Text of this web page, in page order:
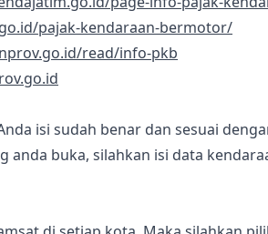
pajak-kendaraan-bermotor/
read/info-pkb
isi sudah benar dan sesuai
anda buka, silahkan isi data